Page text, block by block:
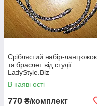
Сріблястий набір-ланцюжок
та браслет від студії
LadyStyle.Biz
В наявності
770 ₴/комплект